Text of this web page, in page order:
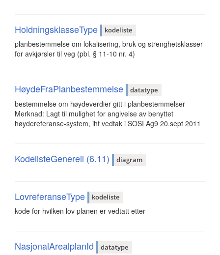
HoldningsklasseType kodeliste
planbestemmelse om lokalisering, bruk og strenghetsklasser
for avkjørsler til veg (pbl. § 11-10 nr. 4)
HøydeFraPlanbestemmelse datatype
bestemmelse om høydeverdier gitt i planbestemmelser
Merknad: Lagt til mulighet for angivelse av benyttet
høydereferanse-system, iht vedtak i SOSI Ag9 20.sept 2011
KodelisteGenerell (6.11) diagram
LovreferanseType kodeliste
kode for hvilken lov planen er vedtatt etter
NasjonalArealplanId datatype